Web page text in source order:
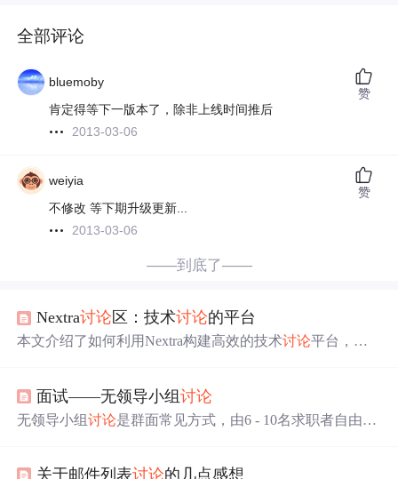
全部评论
bluemoby
肯定得等下一版本了，除非上线时间推后
2013-03-06
赞
weiyia
不修改 等下期升级更新...
2013-03-06
赞
——到底了——
Nextra讨论 区：技术讨论的平台
本文介绍了如何利用Nextra构建高效的技术讨论平台，涵
适用于技术文档、在线课程等场景。文章还提供了从开发
到部署的详细指导，并展示了实际应用案例。
面试——无领导小组讨论
无领导小组讨论是群面常见方式，由6 - 10名求职者自由讨
人、注意审题等，同时提醒避免不发言、无团队意识等行
关于邮件列表讨论的几点感想